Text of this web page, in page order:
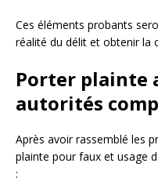
Ces éléments probants
réalité du délit et obtenir la
Porter plainte
autorités
Après avoir rassemblé les
plainte pour faux et usage
: